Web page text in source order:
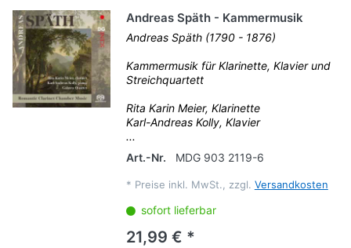
Andreas Späth - Kammermusik
Andreas Späth (1790 - 1876)
Kammermusik für Klarinette, Klavier und
Streichquartett
Rita Karin Meier, Klarinette
Karl-Andreas Kolly, Klavier
...
Art.-Nr.
MDG 903 2119-6
* Preise inkl. MwSt., zzgl. Versandkosten
sofort lieferbar
21,99 € *